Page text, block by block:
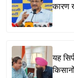
कारण
यह